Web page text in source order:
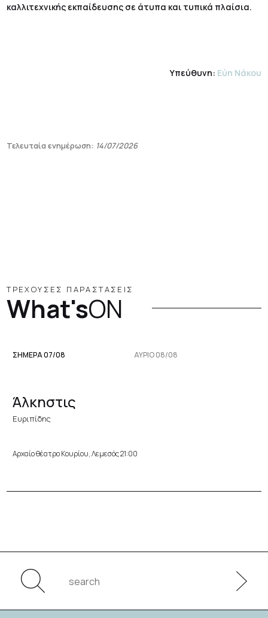
καλλιτεχνικής εκπαίδευσης σε άτυπα και τυπικά πλαίσια.
Υπεύθυνη: Εύη Νάκου
Τελευταία ενημέρωση: 14/07/2026
ΤΡΕΧΟΥΣΕΣ ΠΑΡΑΣΤΑΣΕΙΣ
What'sON
ΣΗΜΕΡΑ 07/08 ΑΥΡΙΟ 08/08
Άλκηστις
Ευριπίδης
Αρχαίο θέατρο Κουρίου, Λεμεσός 21:00